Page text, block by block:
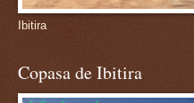
Ibitira
Copasa de Ibitira